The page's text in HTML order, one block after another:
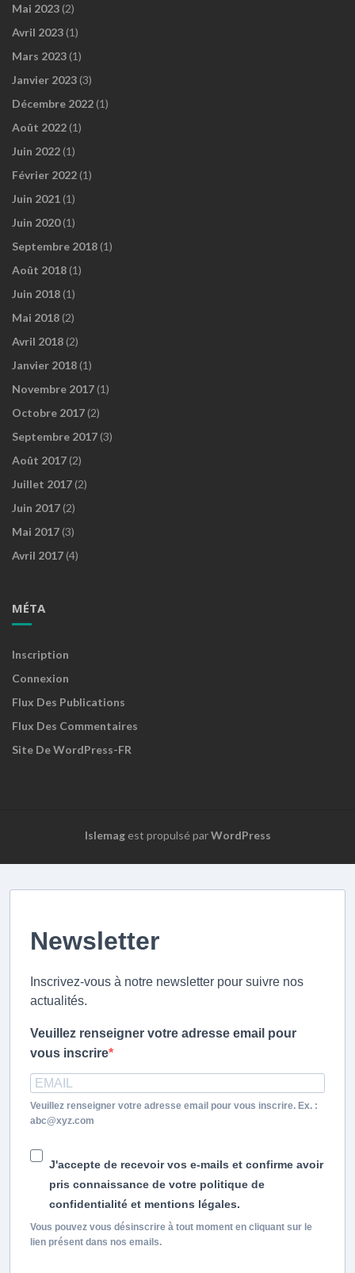
Mai 2023 (2)
Avril 2023 (1)
Mars 2023 (1)
Janvier 2023 (3)
Décembre 2022 (1)
Août 2022 (1)
Juin 2022 (1)
Février 2022 (1)
Juin 2021 (1)
Juin 2020(1)
Septembre 2018 (1)
Août 2018 (1)
Juin 2018 (1)
Mai 2018 (2)
Avril 2018 (2)
Janvier 2018 (1)
Novembre 2017 (1)
Octobre 2017 (2)
Septembre 2017 (3)
Août 2017 (2)
Juillet 2017 (2)
Juin 2017 (2)
Mai 2017 (3)
Avril 2017 (4)
MÉTA
Inscription
Connexion
Flux Des Publications
Flux Des Commentaires
Site De WordPress-FR
Islemagest propulsé parWordPress
Newsletter
Inscrivez-vous à notre newsletter pour suivre nos
actualités.
Veuillez renseigner votre adresse email pour
vous inscrire
Veuillez renseigner votre adresse email pour vous inscrire. Ex. :
abc@xyz.com
J'accepte de recevoir vos e-mails et confirme avoir
pris connaissance de votre politique de
confidentialité et mentions légales.
Vous pouvez vous désinscrire à tout moment en cliquant sur le
lien présent dans nos emails.